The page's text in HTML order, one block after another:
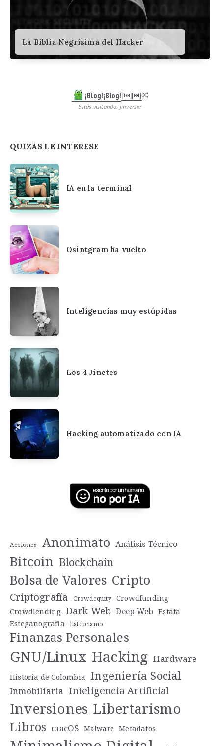
La Biblia Negrísima del Hacker
¡Blog!¡Blog![⏮︎][⏭︎]
Estás visitando: Jinversor
QUIZÁS LE INTERESE
IA en la terminal
Osintgram ha vuelto
Inteligencias muy estúpidas
Los 4 Jinetes
Hacking automatizado con IA
Acciones Anonimato Análisis Técnico
Bitcoin Blockchain
Bolsa de Valores Cripto
Criptografía Crowdequity
Crowdfunding
Crowdlending Dark Web Deep Web Estafa
Esteganografía
Estoicismo
Finanzas Personales
GNU/Linux Hacking Hardware
Historia de Colombia Ingeniería Social
Inmobiliaria Inteligencia Artificial
Inversiones Libertarismo
Libros macOS Malware Metadatos